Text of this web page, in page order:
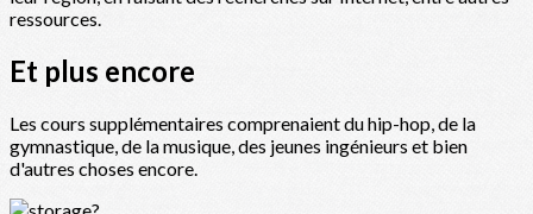
ressources.
Et plus encore
Les cours supplémentaires comprenaient du hip-hop, de la
gymnastique, de la musique, des jeunes ingénieurs et bien
d'autres choses encore.